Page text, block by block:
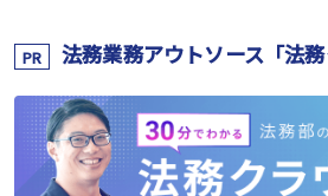
PR 法務業務アウトソース「法